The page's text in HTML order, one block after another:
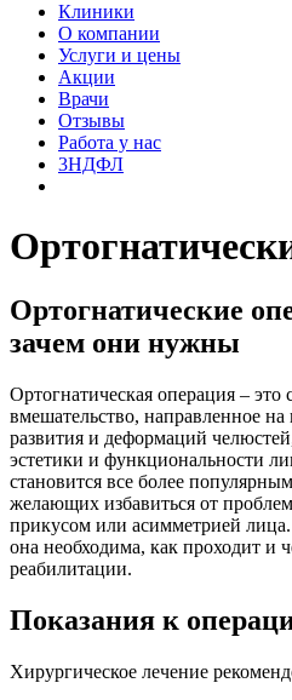
Клиники
О компании
Услуги и цены
Акции
Врачи
Отзывы
Работа у нас
3НДФЛ
Ортогнатические
зачем они нужны
Ортогнатическая операция – это
вмешательство, направленное
развития и деформаций
эстетики и функциональности
становится все более
желающих избавиться от
прикусом или асимметрией лица.
она необходима, как проходит и
реабилитации.
Показания к
Хирургическое лечение